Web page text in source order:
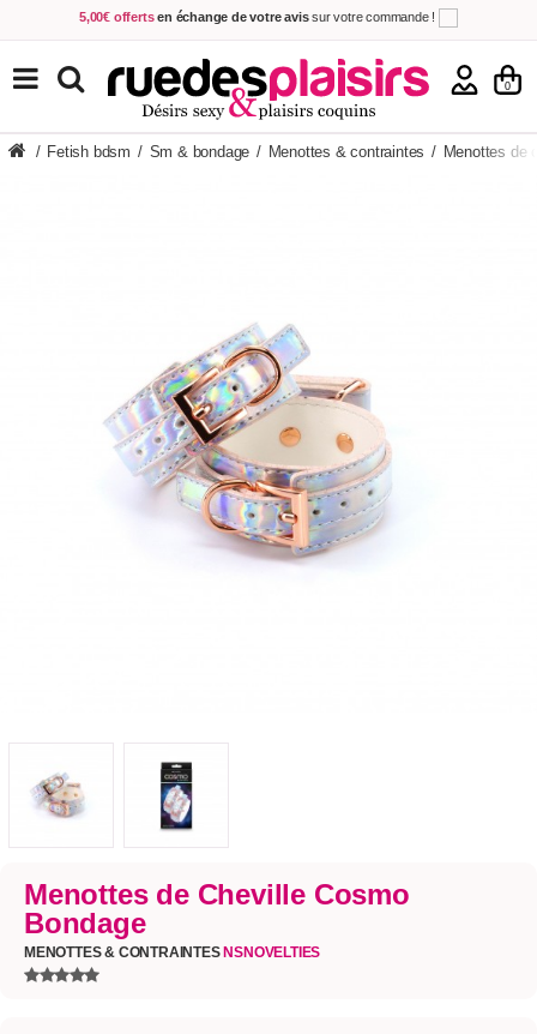
5,00€ offerts en échange de votre avissur votre commande !
Achetez aujourd'hui. Décidez quand payer !
Livraison en 48h
au prix de 2,90 € ! (Offerte dès 69,00€ d'achat)
0
TOUS NOS PRODUITS
/ Fetish bdsm / Sm & bondage / Menottes & contraintes / Menottes de
Menottes de Cheville Cosmo
Bondage
MENOTTES & CONTRAINTES NSNOVELTIES